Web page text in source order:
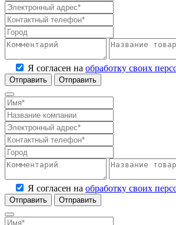
Я согласен на обработку своих
Отправить
Я согласен на обработку своих
Отправить